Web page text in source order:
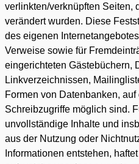
verlinkten/verknüpften Seiten,
verändert wurden. Diese
des eigenen
Verweise sowie für
eingerichteten Gästebüchern,
Linkverzeichnissen,
Formen von Datenbanken,
Schreibzugriffe möglich sind.
unvollständige Inhalte und
aus der Nutzung oder
Informationen entstehen,